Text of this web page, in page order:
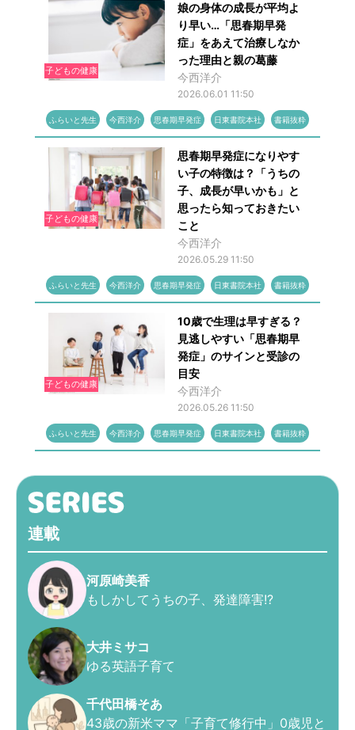
子どもの健康
娘の身体の成長が平均よ
り早い…「思春期早発
症」をあえて治療しなか
った理由と親の葛藤
今西洋介
2026.06.01 11:50
ふらいと先生 今西洋介 思春期早発症 日東書院本社 書籍抜粋
子どもの健康
思春期早発症になりやす
い子の特徴は？「うちの
子、成長が早いかも」と
思ったら知っておきたい
こと
今西洋介
2026.05.29 11:50
ふらいと先生 今西洋介 思春期早発症 日東書院本社 書籍抜粋
子どもの健康
10歳で生理は早すぎる？
見逃しやすい「思春期早
発症」のサインと受診の
目安
今西洋介
2026.05.26 11:50
ふらいと先生 今西洋介 思春期早発症 日東書院本社 書籍抜粋
連載
河原崎美香
もしかしてうちの子、発達障害!?
大井ミサコ
ゆる英語子育て
千代田橋そあ
43歳の新米ママ「子育て修行中」0歳児と